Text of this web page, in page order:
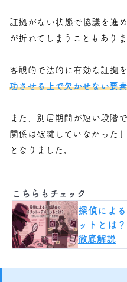
証拠がない状態で協議を進
が折れてしまうこともありま
客観的で法的に有効な証拠
功させる上で欠かせない要
また、別居期間が短い段階
関係は破綻していなかった
となりました。
こちらもチェック
探偵によ
ットとは
徹底解説